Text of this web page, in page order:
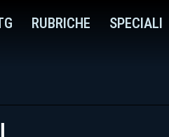
RUBRICHE SPECIALI